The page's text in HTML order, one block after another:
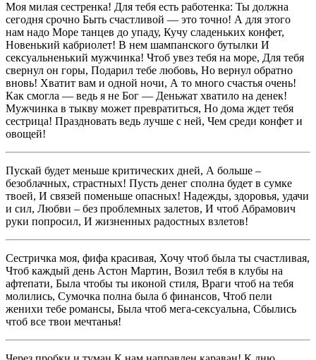
Моя милая сестренка! Для тебя есть работенка: Ты должна
сегодня срочно Быть счастливой — это точно! А для этого
нам надо Море танцев до упаду, Кучу сладеньких конфет,
Новенький кабриолет! В нем шампанского бутылки И
сексуальненький мужчинка! Чтоб увез тебя на море, Для тебя
свернул он горы, Подарил тебе любовь, Но вернул обратно
вновь! Хватит вам и одной ночи, А то много счастья очень!
Как смогла — ведь я не Бог — Деньжат хватило на денек!
Мужчинка в тыкву может превратиться, Но дома ждет тебя
сестрица! Праздновать ведь лучше с ней, Чем среди конфет и
овощей!
Пускай будет меньше критических дней, А больше –
безоблачных, страстных! Пусть денег сполна будет в сумке
твоей, И связей поменьше опасных! Надежды, здоровья, удачи
и сил, Любви – без проблемных залетов, И чтоб Абрамович
руки попросил, И жизненных радостных взлетов!
Сестричка моя, фифа красивая, Хочу чтоб была ты счастливая,
Чтоб каждый день Астон Мартин, Возил тебя в клубы на
афтепати, Была чтобы ты иконой стиля, Враги чтоб на тебя
молились, Сумочка полна была б финансов, Чтоб пели
женихи тебе романсы, Была чтоб мега-сексуальна, Сбылись
чтоб все твои мечтанья!